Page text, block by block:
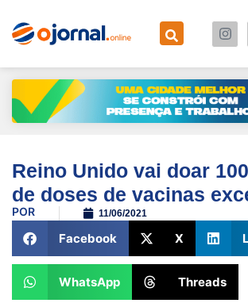
Reino Unido vai doar
de doses de vacinas
POR 11/06/2021
Facebook X
WhatsApp Threads